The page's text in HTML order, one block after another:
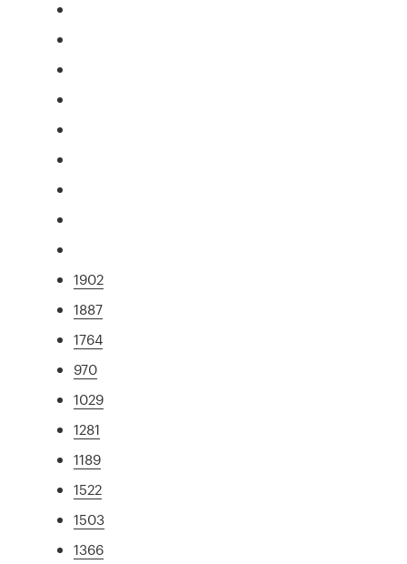
1902
1887
1764
970
1029
1281
1189
1522
1503
1366